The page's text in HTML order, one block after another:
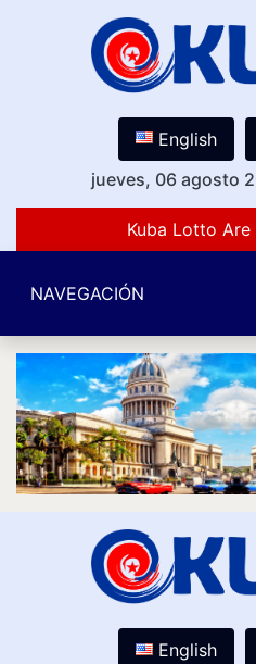
English
jueves, 06 agosto
Kuba Lotto Are
NAVEGACIÓN
English